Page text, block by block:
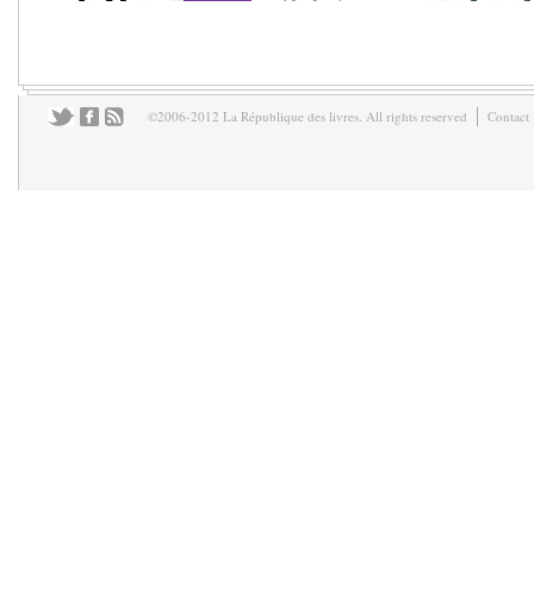
©2006-2012 La République des livres. All rights reserved Contact